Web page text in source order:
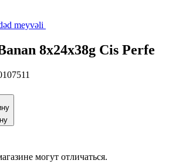
meyvəli
8x24x38g Cis Perfe
могут отличаться.